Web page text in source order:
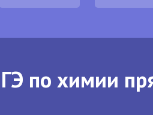
по химии